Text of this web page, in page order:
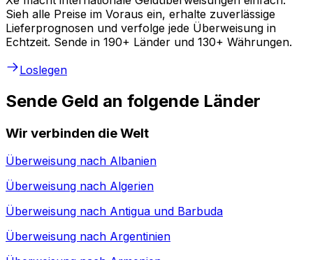
Sieh alle Preise im Voraus ein, erhalte zuverlässige
Lieferprognosen und verfolge jede Überweisung in
Echtzeit. Sende in 190+ Länder und 130+ Währungen.
Loslegen
Sende Geld an folgende Länder
Wir verbinden die Welt
Überweisung nach Albanien
Überweisung nach Algerien
Überweisung nach Antigua und Barbuda
Überweisung nach Argentinien